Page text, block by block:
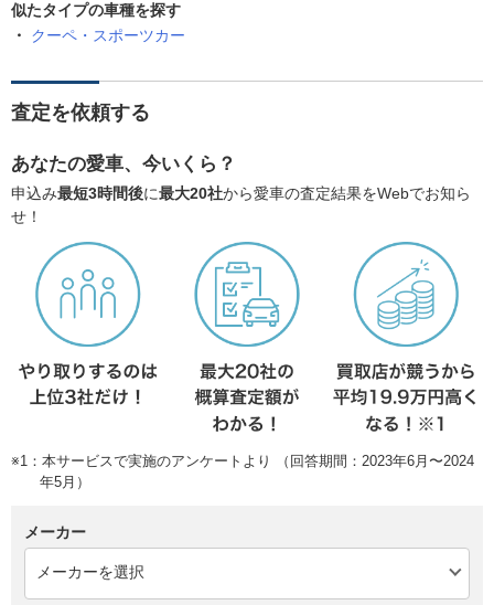
似たタイプの車種を探す
クーペ・スポーツカー
査定を依頼する
あなたの愛車、今いくら？
申込み最短3時間後に最大20社から愛車の査定結果をWebでお知ら
せ！
※1：本サービスで実施のアンケートより （回答期間：2023年6月〜2024
年5月）
メーカー